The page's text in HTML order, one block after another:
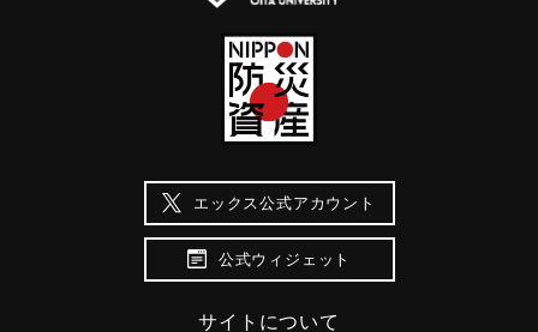
エックス公式アカウント
公式ウィジェット
サイトについて